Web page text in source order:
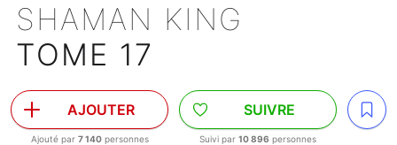
SHAMAN KING
TOME 17
AJOUTER
Ajouté par 7 140personnes
SUIVRE
Suivi par 10 896 personnes